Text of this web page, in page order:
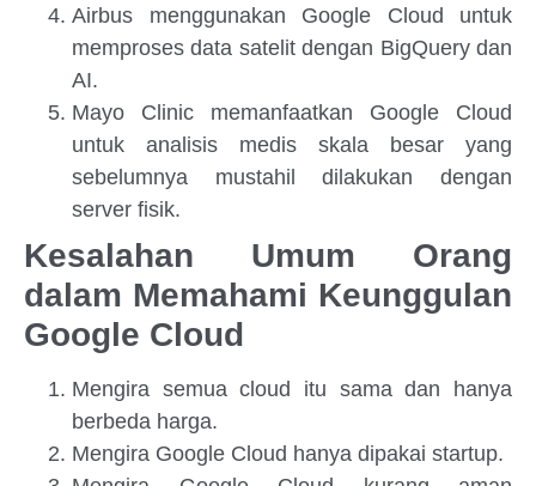
Airbus menggunakan Google Cloud untuk
memproses data satelit dengan BigQuery dan
AI.
Mayo Clinic memanfaatkan Google Cloud
untuk analisis medis skala besar yang
sebelumnya mustahil dilakukan dengan
server fisik.
Kesalahan Umum Orang
dalam Memahami Keunggulan
Google Cloud
Mengira semua cloud itu sama dan hanya
berbeda harga.
Mengira Google Cloud hanya dipakai startup.